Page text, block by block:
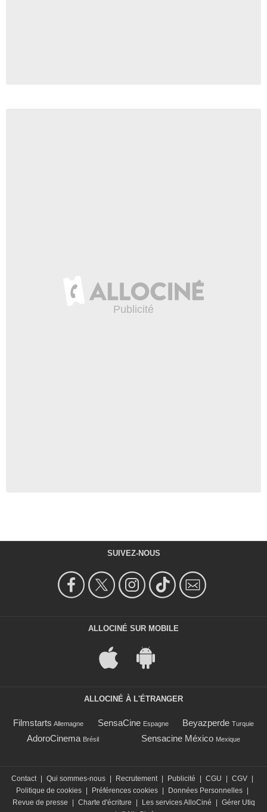
SUIVEZ-NOUS
ALLOCINÉ SUR MOBILE
ALLOCINÉ À L'ÉTRANGER
Filmstarts Allemagne SensaCine Espagne Beyazperde Turquie
AdoroCinema Brésil Sensacine México Mexique
Contact | Qui sommes-nous | Recrutement | Publicité | CGU | CGV |
Politique de cookies | Préférences cookies | Données Personnelles |
Revue de presse
| Charte d'écriture | Les services AlloCiné | Gérer Utiq